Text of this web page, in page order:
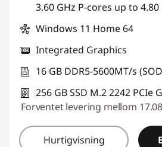
3.60 GHz P-cores up to 4.80
Windows 11 Home 64
Integrated Graphics
16 GB DDR5-5600MT/s
256 GB SSD M.2 2242 PCIe
Forventet levering mellom
Hurtigvisning